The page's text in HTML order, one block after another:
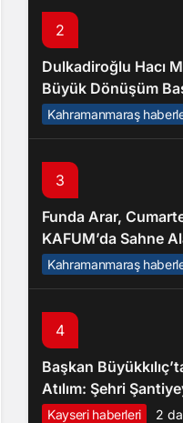
2
Dulkadiroğlu Hacı
Büyük Dönüşüm
Kahramanmaraş
3
Funda Arar,
KAFUM’da Sahne
Kahramanmaraş
4
Başkan
Atılım: Şehri
Kayseri haberleri 2